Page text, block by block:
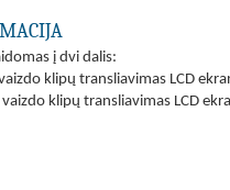
į dvi dalis:
klipų transliavimas LCD
klipų transliavimas LCD